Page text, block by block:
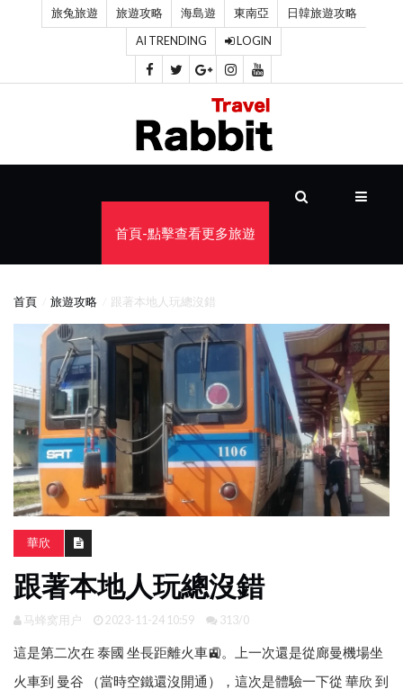
旅兔旅遊 旅遊攻略 海島遊 東南亞 日韓旅遊攻略
AI TRENDING LOGIN
海
島
東
南
亞
日
韓
旅
遊
攻
略
體
驗
照
首頁-點擊查看更多旅遊
首頁 旅遊攻略 跟著本地人玩總沒錯
華欣
跟著本地人玩總沒錯
马蜂窝用户 2023-11-24 10:59 313/0
這是第二次在 泰國 坐長距離火車🚉。上一次還是從廊曼機場坐
火車到 曼谷 （當時空鐵還沒開通），這次是體驗一下從 華欣 到